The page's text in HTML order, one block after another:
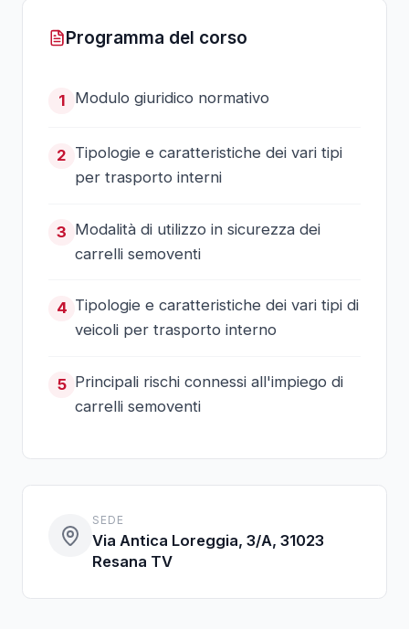
Programma del corso
1 Modulo giuridico normativo
2 Tipologie e caratteristiche dei vari tipi
per trasporto interni
3 Modalità di utilizzo in sicurezza dei
carrelli semoventi
4 Tipologie e caratteristiche dei vari tipi di
veicoli per trasporto interno
5 Principali rischi connessi all'impiego di
carrelli semoventi
SEDE
Via Antica Loreggia, 3/A, 31023
Resana TV